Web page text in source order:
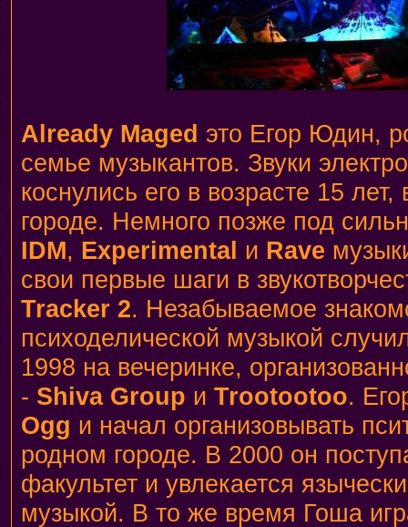
Already Maged это Егор Юдин,
семье музыкантов. Звуки
коснулись его в возрасте 15
городе. Немного позже под
IDM, Experimental и Rave
свои первые шаги в
Tracker 2. Незабываемое
психоделической музыкой
1998 на вечеринке,
- Shiva Group иTrootootoo.
Ogg и начал организовывать
родном городе. В 2000 он
факультет и увлекается
музыкой. В то же время Гоша